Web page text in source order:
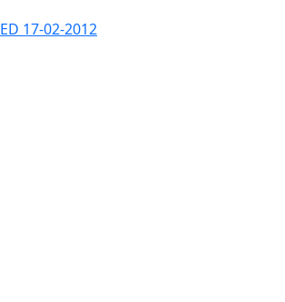
ED 17-02-2012